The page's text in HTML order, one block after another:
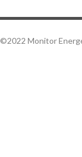
©2022 Monitor